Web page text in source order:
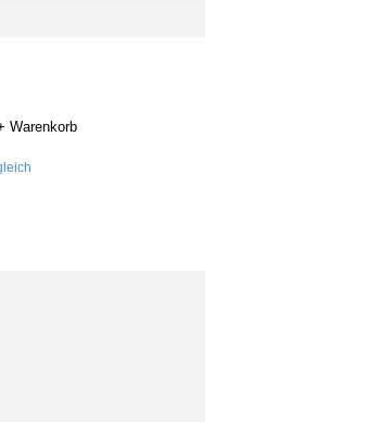
Warenkorb